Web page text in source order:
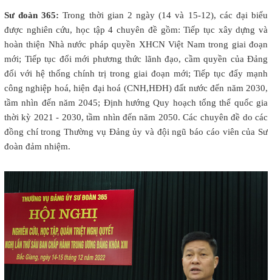
Sư đoàn 365: Trong thời gian 2 ngày (14 và 15-12), các đại biểu
được nghiên cứu, học tập 4 chuyên đề gồm: Tiếp tục xây dựng và
hoàn thiện Nhà nước pháp quyền XHCN Việt Nam trong giai đoạn
mới; Tiếp tục đổi mới phương thức lãnh đạo, cầm quyền của Đảng
đối với hệ thống chính trị trong giai đoạn mới; Tiếp tục đẩy mạnh
công nghiệp hoá, hiện đại hoá (CNH,HĐH) đất nước đến năm 2030,
tầm nhìn đến năm 2045; Định hướng Quy hoạch tổng thể quốc gia
thời kỳ 2021 - 2030, tầm nhìn đến năm 2050. Các chuyên đề do các
đồng chí trong Thường vụ Đảng ủy và đội ngũ báo cáo viên của Sư
đoàn đảm nhiệm.